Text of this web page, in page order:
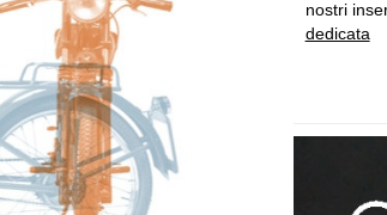
nostri
dedicata